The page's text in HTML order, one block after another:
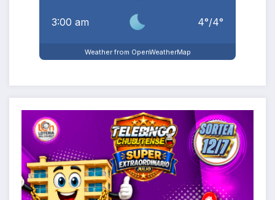
3:00 am 4°/4°
Weather from OpenWeatherMap